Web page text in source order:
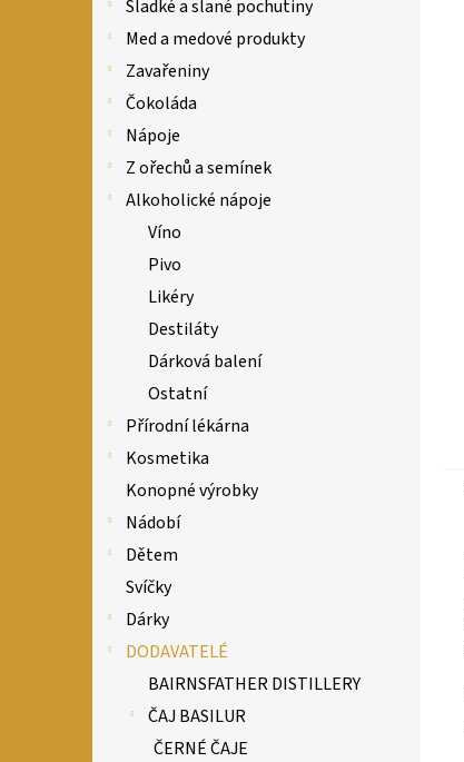
Sladké a slané pochutiny
Med a medové produkty
Zavařeniny
Čokoláda
Nápoje
Z ořechů a semínek
Alkoholické nápoje
Víno
Pivo
Likéry
Destiláty
Dárková balení
Ostatní
Přírodní lékárna
Kosmetika
Konopné výrobky
Nádobí
Dětem
Svíčky
Dárky
DODAVATELÉ
BAIRNSFATHER DISTILLERY
ČAJ BASILUR
ČERNÉ ČAJE